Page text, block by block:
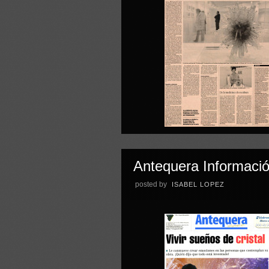
Antequera
posted by ISABEL LOPEZ